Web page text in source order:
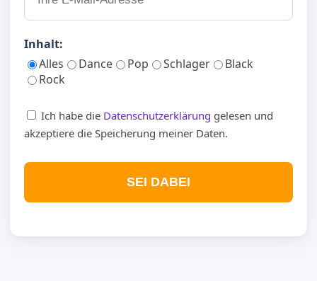
Inhalt:
Alles
Dance Pop Schlager
Black
Rock
Ich habe die Datenschutzerklärung gelesen und
akzeptiere die Speicherung meiner Daten.
SEI DABEI